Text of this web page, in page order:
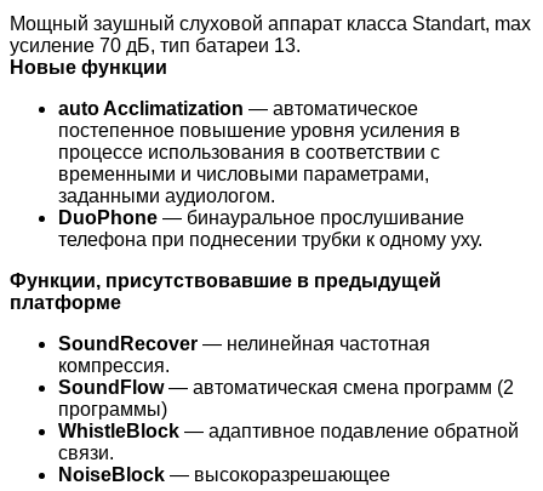
Мощный заушный слуховой аппарат класса Standart, max
усиление 70 дБ, тип батареи 13.
Новые функции
auto Acclimatization — автоматическое
постепенное повышение уровня усиления в
процессе использования в соответствии с
временными и числовыми параметрами,
заданными аудиологом.
DuoPhone — бинауральное прослушивание
телефона при поднесении трубки к одному уху.
Функции, присутствовавшие в предыдущей
платформе
SoundRecover — нелинейная частотная
компрессия.
SoundFlow— автоматическая смена программ (2
программы)
WhistleBlock — адаптивное подавление обратной
связи.
NoiseBlock — высокоразрешающее